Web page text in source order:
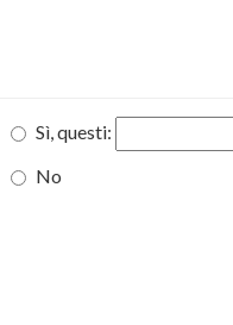
Sì, questi:
No